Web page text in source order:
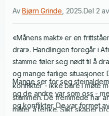
AvBjørn Grinde 2025.Del 2
«Månens makt» er en
drar». Handlingen foregår i
stamme føler seg nødt til å
og mange farlige
konflikter - ikke bare i møte
stammen. De fremmede har
måter å tenke. Slikt skaper
Mange ser for seg
og de andre var som oss -
og konflikter. De var formet